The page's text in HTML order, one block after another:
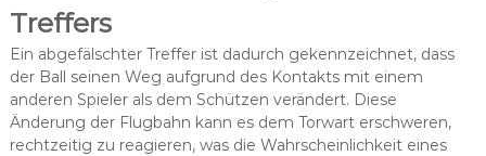
Treffers
Ein abgefälschter Treffer ist dadurch gekennzeichnet, dass
der Ball seinen Weg aufgrund des Kontakts mit einem
anderen Spieler als dem Schützen verändert. Diese
Änderung der Flugbahn kann es dem Torwart erschweren,
rechtzeitig zu reagieren, was die Wahrscheinlichkeit eines